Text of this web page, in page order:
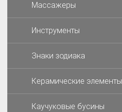
Массажеры
Инструменты
Знаки зодиака
Керамические элементы
Каучуковые бусины